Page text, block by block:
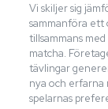
Vi skiljer sig
sammanföra
tillsammans
matcha.
tävlingar
nya och
spelarnas